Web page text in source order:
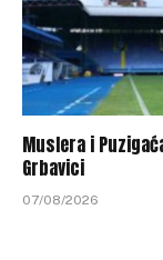
Muslera i
Grbavici
07/08/2026